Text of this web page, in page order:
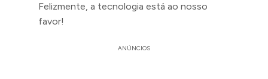
Felizmente, a tecnologia está ao nosso
favor!
ANÚNCIOS